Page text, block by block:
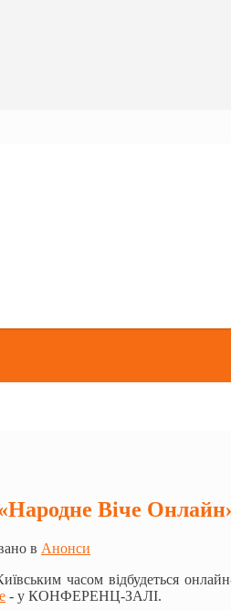
Віче
в Анонси
часом відбудеться
- у КОНФЕРЕНЦ-ЗАЛІ.